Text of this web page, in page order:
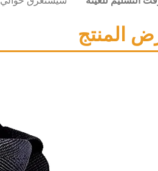
المنتج